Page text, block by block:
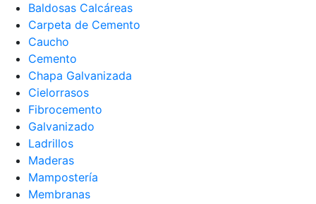
Baldosas Calcáreas
Carpeta de Cemento
Caucho
Cemento
Chapa Galvanizada
Cielorrasos
Fibrocemento
Galvanizado
Ladrillos
Maderas
Mampostería
Membranas